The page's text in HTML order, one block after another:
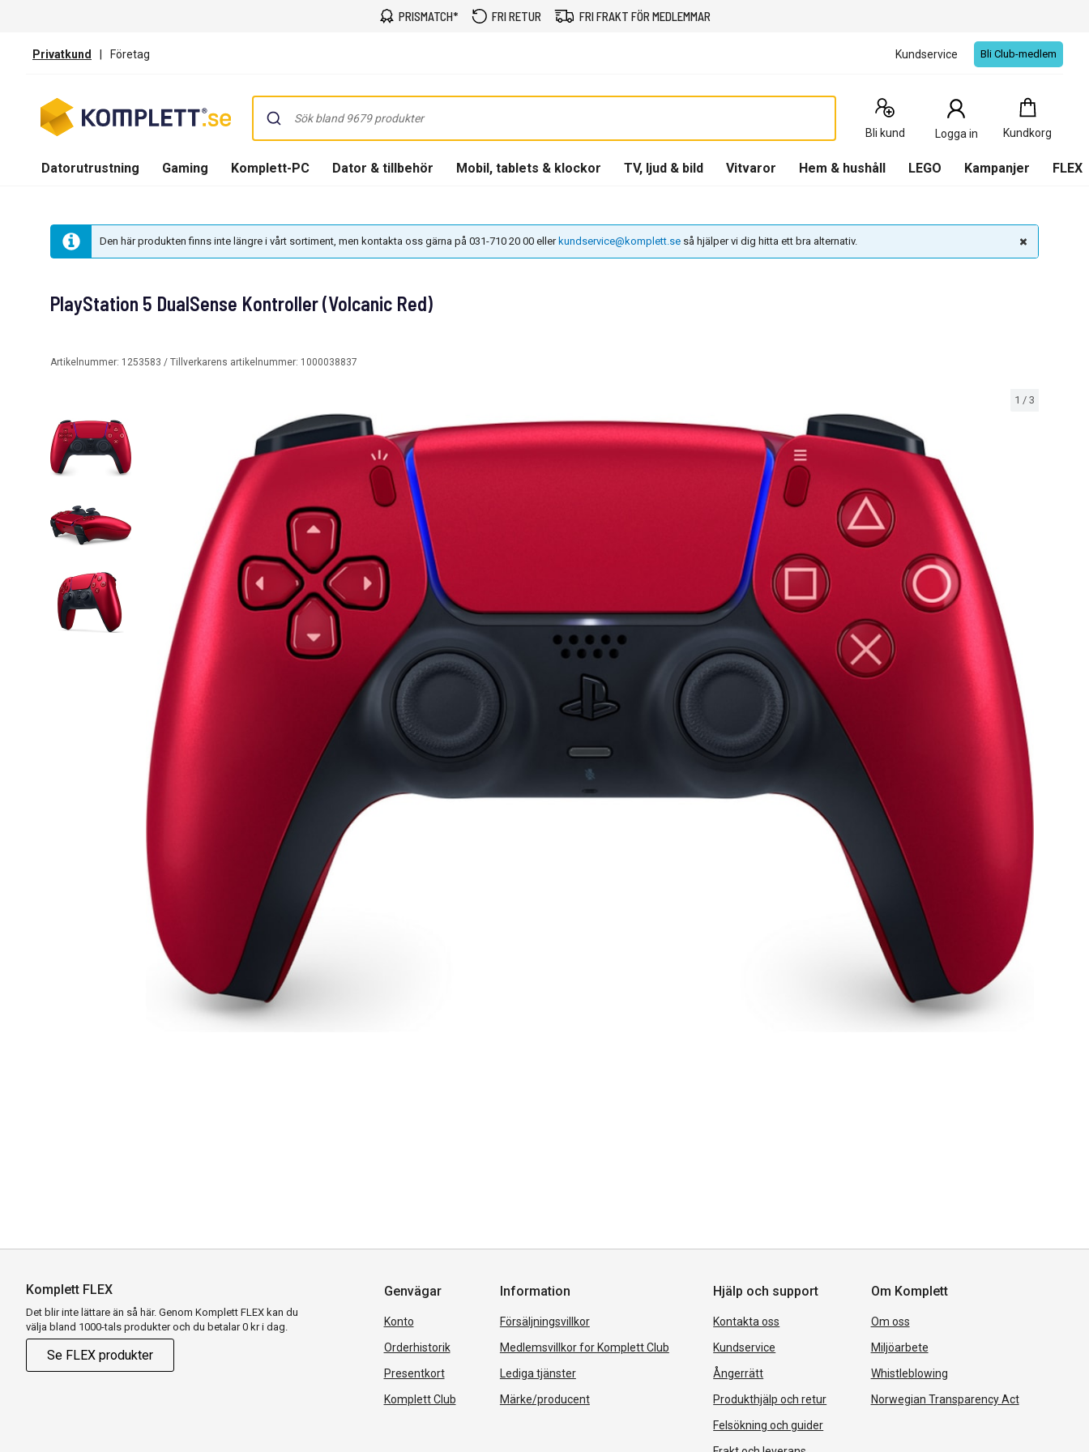
PRISMATCH* FRI RETUR FRI FRAKT FÖR MEDLEMMAR
Privatkund | Företag Kundservice Bli Club-medlem
Bli kund Logga in Kundkorg
Kundkorg
0
Produkter
Datorutrustning Gaming Komplett-PC Dator & tillbehör Mobil, tablets & klockor TV, ljud & bild Vitvaror Hem & hushåll LEGO Kampanjer FLEX
Den här produkten finns inte längre i vårt sortiment, men kontakta oss gärna på 031-710 20 00 eller kundservice@komplett.se så hjälper vi dig hitta ett bra alternativ.
1 / 3
PlayStation 5 DualSense Kontroller (Volcanic Red)
Artikelnummer: 1253583 / Tillverkarens artikelnummer: 1000038837
Komplett FLEX
Det blir inte lättare än så här. Genom Komplett FLEX kan du
välja bland 1000-tals produkter och du betalar 0 kr i dag.
Se FLEX produkter
Genvägar
Konto
Orderhistorik
Presentkort
Komplett Club
Information
Försäljningsvillkor
Medlemsvillkor for Komplett Club
Lediga tjänster
Märke/producent
Hjälp och support
Kontakta oss
Kundservice
Ångerrätt
Produkthjälp och retur
Felsökning och guider
Om Komplett
Om oss
Miljöarbete
Whistleblowing
Norwegian Transparency Act